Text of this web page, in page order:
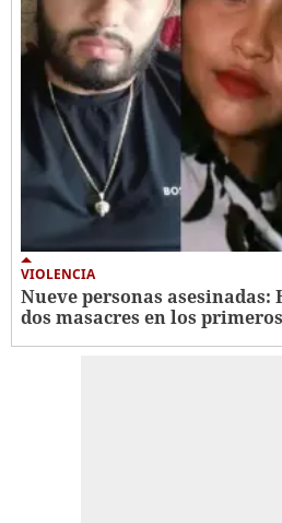
VIOLENCIA
Nueve personas
dos masacres en los